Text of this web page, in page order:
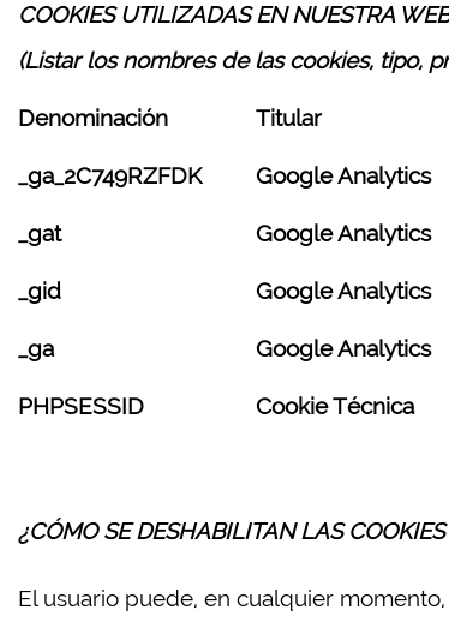
COOKIES UTILIZADAS EN NUESTRA WEB
(Listar los nombres de las cookies, tipo,
Denominación Titular
_ga_2C749RZFDK Google Analytics
_gat Google Analytics
_gid Google Analytics
_ga Google Analytics
PHPSESSID Cookie Técnica
¿CÓMO SE DESHABILITAN LAS
El usuario puede, en cualquier